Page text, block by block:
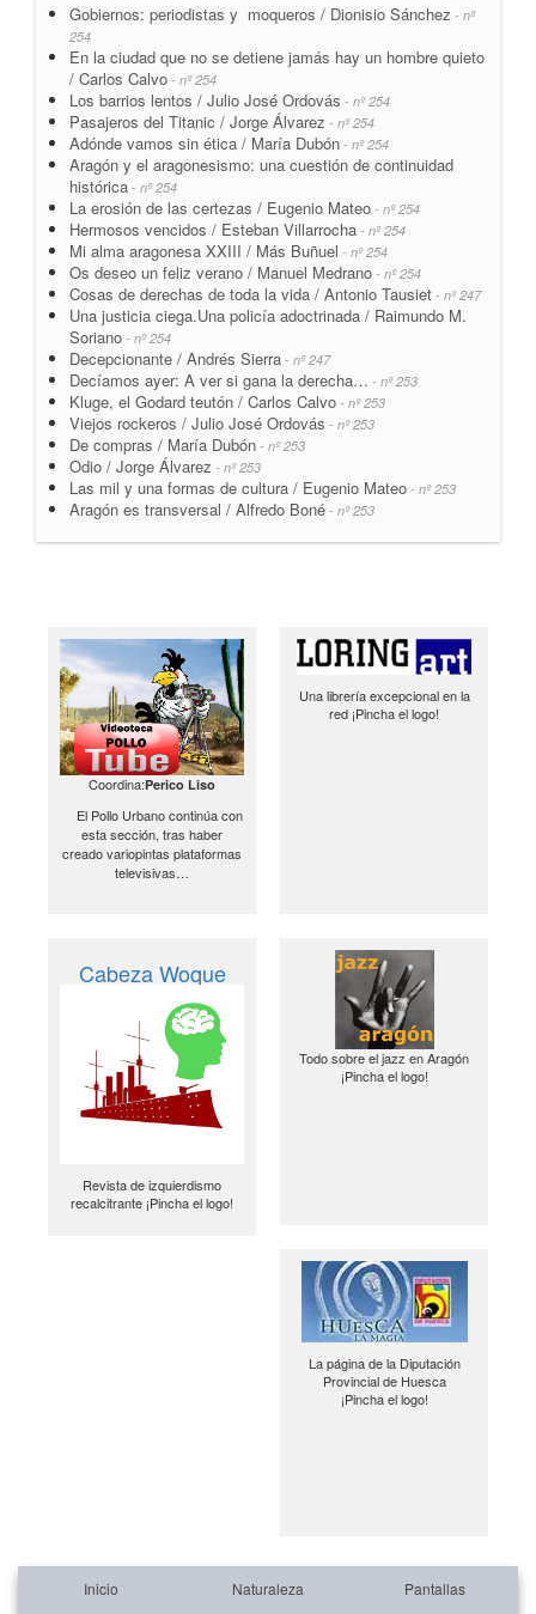
Gobiernos: periodistas y moqueros / Dionisio Sánchez - nº
254
En la ciudad que no se detiene jamás hay un hombre quieto
/ Carlos Calvo - nº 254
Los barrios lentos / Julio José Ordovás - nº 254
Pasajeros del Titanic / Jorge Álvarez - nº 254
Adónde vamos sin ética / María Dubón - nº 254
Aragón y el aragonesismo: una cuestión de continuidad
histórica - nº 254
La erosión de las certezas / Eugenio Mateo - nº 254
Hermosos vencidos / Esteban Villarrocha - nº 254
Mi alma aragonesa XXIII / Más Buñuel - nº 254
Os deseo un feliz verano / Manuel Medrano - nº 254
Cosas de derechas de toda la vida / Antonio Tausiet - nº 247
Una justicia ciega.Una policía adoctrinada / Raimundo M.
Soriano - nº 254
Decepcionante / Andrés Sierra - nº 247
Decíamos ayer: A ver si gana la derecha… - nº 253
Kluge, el Godard teutón / Carlos Calvo - nº 253
Viejos rockeros / Julio José Ordovás - nº 253
De compras / María Dubón - nº 253
Odio / Jorge Álvarez - nº 253
Las mil y una formas de cultura / Eugenio Mateo - nº 253
Aragón es transversal / Alfredo Boné - nº 253
Coordina:Perico Liso
El Pollo Urbano continúa con
esta sección, tras haber
creado variopintas plataformas
televisivas…
Una librería excepcional en la
red ¡Pincha el logo!
Cabeza Woque
Revista de izquierdismo
recalcitrante ¡Pincha el logo!
Todo sobre el jazz en Aragón
¡Pincha el logo!
La página de la Diputación
Provincial de Huesca
¡Pincha el logo!
Inicio Naturaleza Pantallas